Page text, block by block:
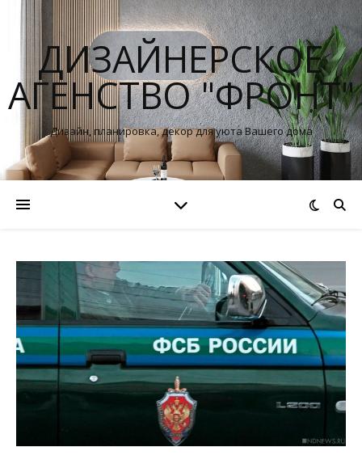
ДИЗАЙНЕРСКОЕ
АГЕНСТВО "ФРОНТ"
Дизайн, планировка, декор для уюта Вашего дома